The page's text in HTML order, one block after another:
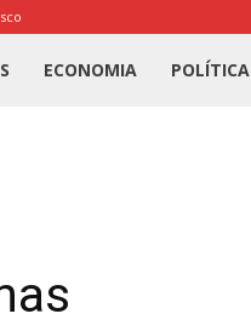
ECONOMIA POLÍTICA